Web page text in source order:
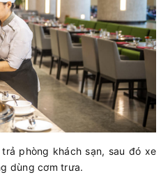
phòng khách sạn, sau đó xe
dùng cơm trưa.